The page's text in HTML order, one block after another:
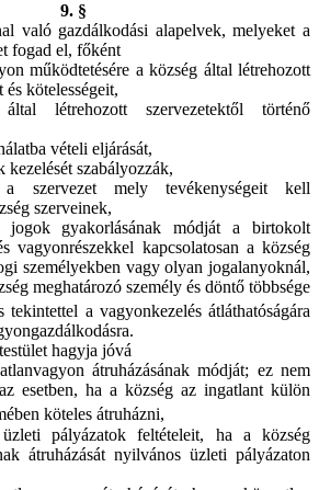
9. §
való gazdálkodási alapelvek, melyeket a
fogad el, főként
működtetésére a község által létrehozott
kötelességeit,
létrehozott szervezetektől történő
vételi eljárását,
kezelését szabályozzák,
szervezet mely tevékenységeit kell
szerveinek,
gyakorlásának módját a birtokolt
vagyonrészekkel kapcsolatosan a község
személyekben vagy olyan jogalanyoknál,
meghatározó személy és döntő többsége
tekintettel a vagyonkezelés átláthatóságára
hagyja jóvá
átruházásának módját; ez nem
esetben, ha a község az ingatlant külön
köteles átruházni,
pályázatok feltételeit, ha a község
átruházását nyilvános üzleti pályázaton